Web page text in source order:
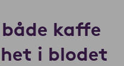
kaffe
i blodet